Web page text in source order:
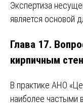
Экспертиза
является основой
Глава 17.
кирпичным
В практике АНО
наиболее частыми